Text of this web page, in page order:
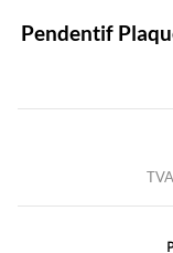
Pendentif